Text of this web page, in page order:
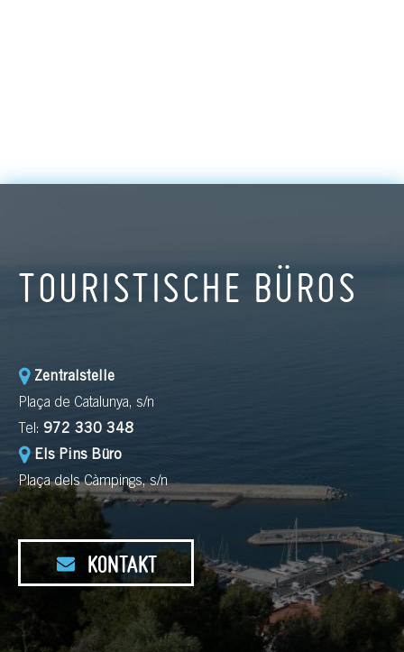
TOURISTISCHE BÜROS
Zentralstelle
Plaça de Catalunya, s/n
Tel: 972 330 348
Els Pins Büro
Plaça dels Càmpings, s/n
KONTAKT